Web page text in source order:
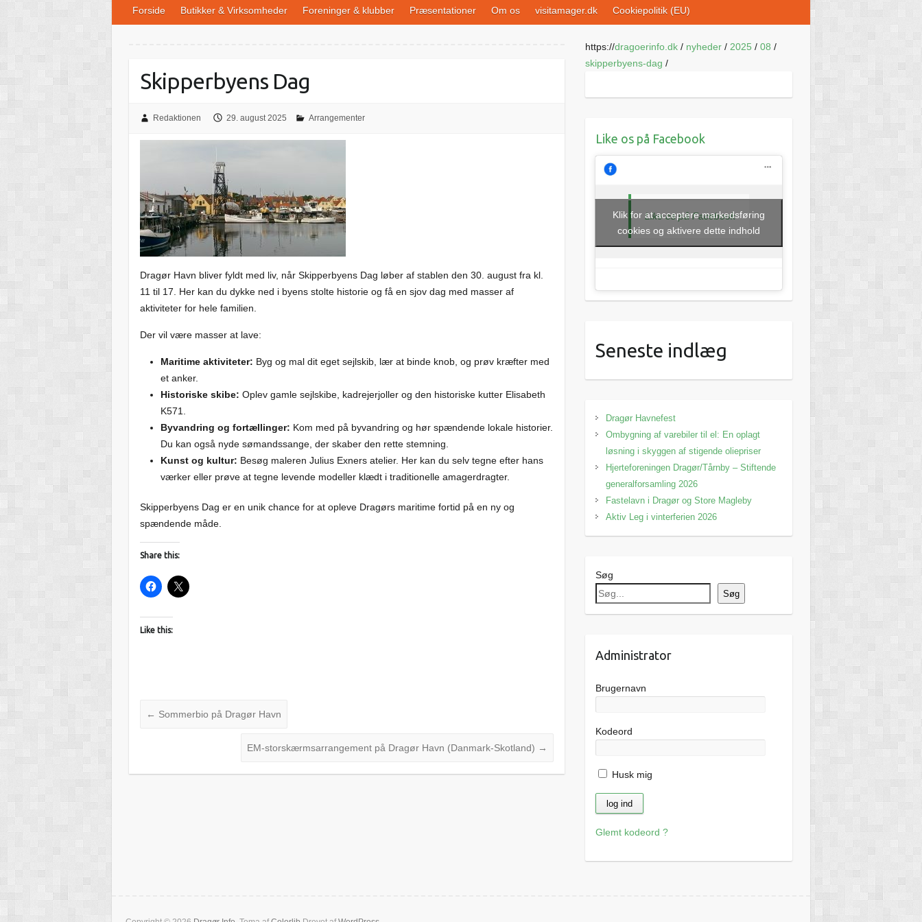
Forside Butikker & Virksomheder Foreninger & klubber Præsentationer Om os visitamager.dk Cookiepolitik (EU)
Skipperbyens Dag
Redaktionen 29. august 2025 Arrangementer
Dragør Havn bliver fyldt med liv, når Skipperbyens Dag løber af stablen den 30. august fra kl.
11 til 17. Her kan du dykke ned i byens stolte historie og få en sjov dag med masser af
aktiviteter for hele familien.
Der vil være masser at lave:
Maritime aktiviteter: Byg og mal dit eget sejlskib, lær at binde knob, og prøv kræfter med
et anker.
Historiske skibe: Oplev gamle sejlskibe, kadrejerjoller og den historiske kutter Elisabeth
K571.
Byvandring og fortællinger: Kom med på byvandring og hør spændende lokale historier.
Du kan også nyde sømandssange, der skaber den rette stemning.
Kunst og kultur: Besøg maleren Julius Exners atelier. Her kan du selv tegne efter hans
værker eller prøve at tegne levende modeller klædt i traditionelle amagerdragter.
Skipperbyens Dag er en unik chance for at opleve Dragørs maritime fortid på en ny og
spændende måde.
Share this:
Like this:
← Sommerbio på Dragør Havn
EM-storskærmsarrangement på Dragør Havn (Danmark-Skotland) →
https://dragoerinfo.dk/ nyheder/ 2025 / 08 /
skipperbyens-dag /
Like os på Facebook
Like os på Facebook
Klik for at acceptere markedsføring
cookies og aktivere dette indhold
Seneste indlæg
Dragør Havnefest
Ombygning af varebiler til el: En oplagt
løsning i skyggen af stigende oliepriser
Hjerteforeningen Dragør/Tårnby – Stiftende
generalforsamling 2026
Fastelavn i Dragør og Store Magleby
Aktiv Leg i vinterferien 2026
Søg
Søg
Administrator
Brugernavn
Kodeord
Husk mig
Glemt kodeord ?